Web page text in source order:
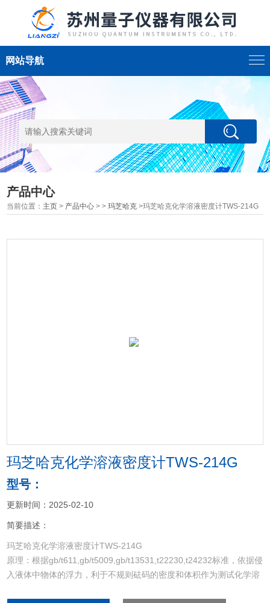
网站导航
产品中心
当前位置： 主页 > 产品中心 > >玛芝哈克 >玛芝哈克化学溶液密度计TWS-214G
玛芝哈克化学溶液密度计TWS-214G
型号：
更新时间：2025-02-10
简要描述：
玛芝哈克化学溶液密度计TWS-214G
原理：根据gb/t611,gb/t5009,gb/t13531,t22230,t24232标准，依据侵
入液体中物体的浮力，利于不规则砝码的密度和体积作为测试化学溶